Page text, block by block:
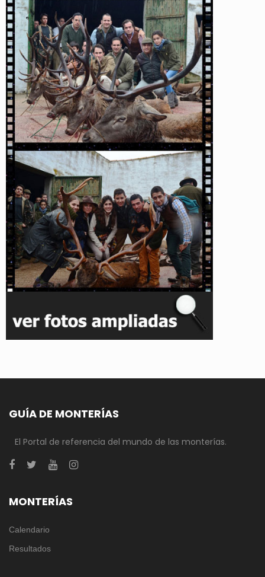
GUÍA DE MONTERÍAS
El Portal de referencia del mundo de las monterías.
MONTERÍAS
Calendario
Resultados